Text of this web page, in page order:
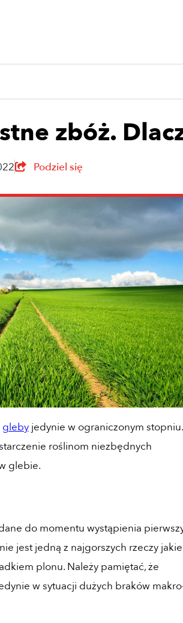
zbóż.
Podziel się
glebyjedynie w ograniczonym stopniu.
roślinom niezbędnych
glebie.
do momentu wystąpienia
jest jedną z najgorszych rzeczy jakie
plonu. Należy pamiętać, że
w sytuacji dużych braków